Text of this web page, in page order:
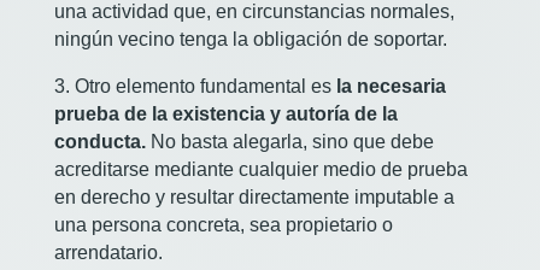
una actividad que, en circunstancias normales,
ningún vecino tenga la obligación de soportar.
3. Otro elemento fundamental esla necesaria
prueba de la existencia y autoría de la
conducta.No basta alegarla, sino que debe
acreditarse mediante cualquier medio de prueba
en derecho y resultar directamente imputable a
una persona concreta, sea propietario o
arrendatario.